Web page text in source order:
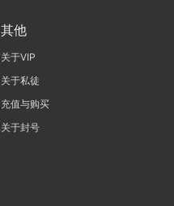
其他
关于VIP
关于私徒
充值与购买
关于封号